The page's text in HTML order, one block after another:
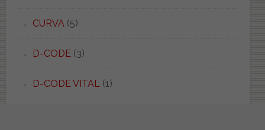
CURVA(5)
D-CODE(3)
D-CODE VITAL(1)